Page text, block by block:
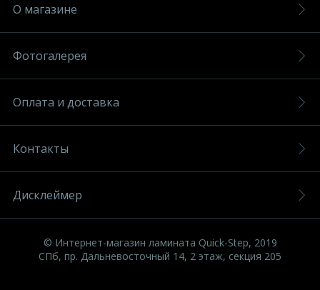
О магазине
Фотогалерея
Оплата и доставка
Контакты
Дисклеймер
© Интернет-магазин ламината Quick-Step, 2019
СПб, пр. Дальневосточный 14, 2 этаж, секция 205